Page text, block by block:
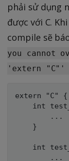
phải sử dụng
được với C.
compile sẽ
you cannot
'extern "C"'
extern "C" {
int
        ...
    }
int
        ...